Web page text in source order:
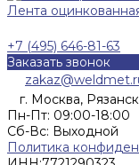
Лента
+7 (495) 646-81-63
Заказать звонок
г. Москва,
Пн-Пт: 09:00-18:00
Cб-Вс: Выходной
Политика